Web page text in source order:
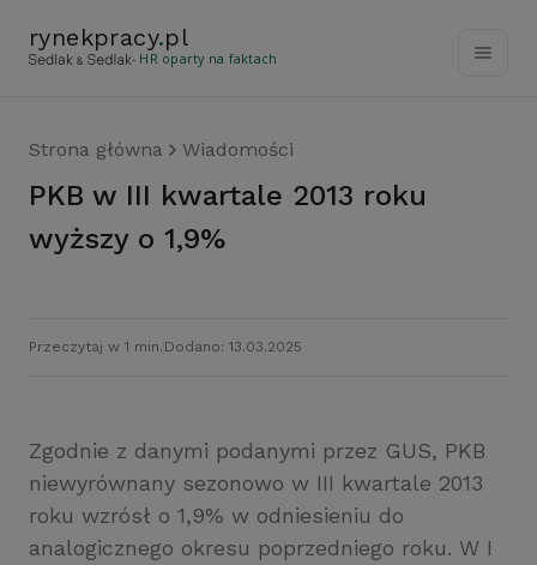
rynekpracy.pl
- HR oparty na faktach
Strona główna Wiadomości
PKB w III kwartale 2013 roku
wyższy o 1,9%
Przeczytaj w 1 min. Dodano: 13.03.2025
Zgodnie z danymi podanymi przez GUS, PKB
niewyrównany sezonowo w III kwartale 2013
roku wzrósł o 1,9% w odniesieniu do
analogicznego okresu poprzedniego roku. W I